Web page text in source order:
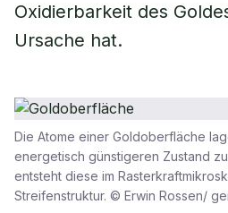
Oxidierbarkeit des
Ursache hat.
Die Atome einer Goldoberfläche
energetisch günstigeren Zustand
entsteht diese im
Streifenstruktur. © Erwin Rossen/